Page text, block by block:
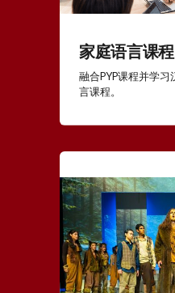
家庭语言课程
融合PYP课程并学
言课程。